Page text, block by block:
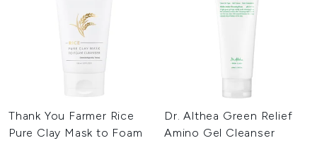
Thank You Farmer Rice
Pure Clay Mask to Foam
Dr. Althea Green Relief
Amino Gel Cleanser